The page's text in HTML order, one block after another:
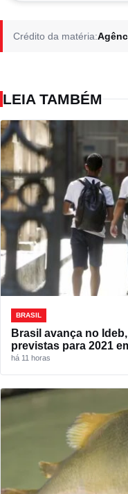
Crédito da matéria:
LEIA TAMBÉM
BRASIL
Brasil avança no
previstas para 2021
há 11 horas